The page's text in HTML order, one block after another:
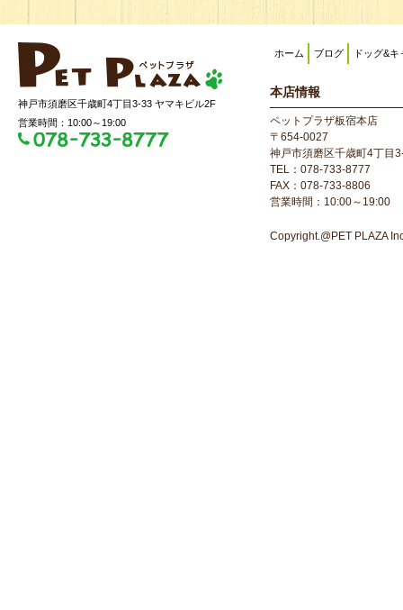
神戸市須磨区千歳町4丁目3-33 ヤマキビル2F
営業時間：10:00～19:00
ホーム ブログ ドッグ&キ
本店情報
ペットプラザ板宿本店
〒654-0027
神戸市須磨区千歳町4丁目
TEL：078-733-8777
FAX：078-733-8806
営業時間：10:00～19:00
Copyright.@PET PLAZA